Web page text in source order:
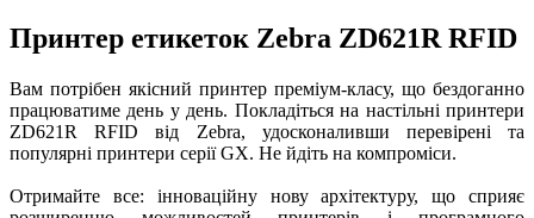
Принтер етикеток Zebra ZD621R RFID
Вам потрібен якісний принтер преміум-класу, що бездоганно
працюватиме день у день. Покладіться на настільні принтери
ZD621R RFID від Zebra, удосконаливши перевірені та
популярні принтери серії GX. Не йдіть на компроміси.
Отримайте все: інноваційну нову архітектуру, що сприяє